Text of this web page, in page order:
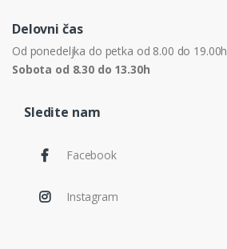
Delovni čas
Od ponedeljka do petka od 8.00 do 19.00h
Sobota od 8.30 do 13.30h
Sledite nam
Facebook
Instagram